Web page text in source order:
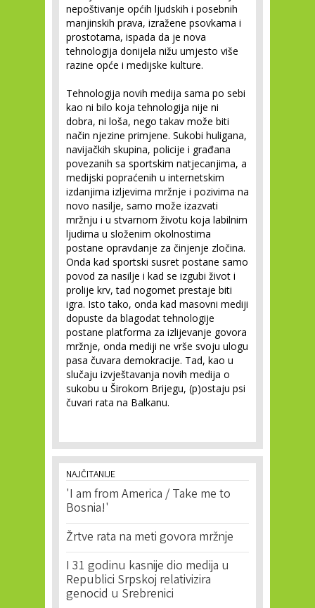
nepoštivanje općih ljudskih i posebnih
manjinskih prava, izražene psovkama i
prostotama, ispada da je nova
tehnologija donijela nižu umjesto više
razine opće i medijske kulture.
Tehnologija novih medija sama po sebi
kao ni bilo koja tehnologija nije ni
dobra, ni loša, nego takav može biti
način njezine primjene. Sukobi huligana,
navijačkih skupina, policije i građana
povezanih sa sportskim natjecanjima, a
medijski popraćenih u internetskim
izdanjima izljevima mržnje i pozivima na
novo nasilje, samo može izazvati
mržnju i u stvarnom životu koja labilnim
ljudima u složenim okolnostima
postane opravdanje za činjenje zločina.
Onda kad sportski susret postane samo
povod za nasilje i kad se izgubi život i
prolije krv, tad nogomet prestaje biti
igra. Isto tako, onda kad masovni mediji
dopuste da blagodat tehnologije
postane platforma za izlijevanje govora
mržnje, onda mediji ne vrše svoju ulogu
pasa čuvara demokracije. Tad, kao u
slučaju izvještavanja novih medija o
sukobu u Širokom Brijegu, (p)ostaju psi
čuvari rata na Balkanu.
NAJČITANIJE
'I am from America / Take me to
Bosnia!'
Žrtve rata na meti govora mržnje
I 31 godinu kasnije dio medija u
Republici Srpskoj relativizira
genocid u Srebrenici